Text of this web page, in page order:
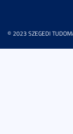
© 2023 SZEGEDI